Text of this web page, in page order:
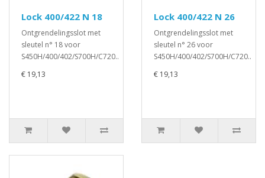
Lock 400/422 N 18
Ontgrendelingsslot met
sleutel n° 18 voor
S450H/400/402/S700H/C720..
€ 19,13
Lock 400/422 N 26
Ontgrendelingsslot met
sleutel n° 26 voor
S450H/400/402/S700H/C720..
€ 19,13